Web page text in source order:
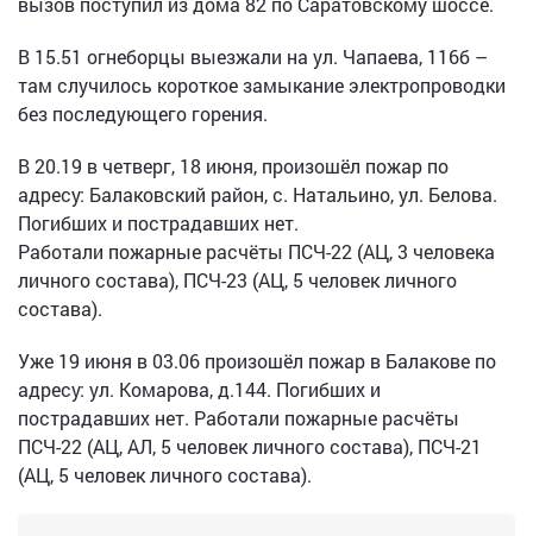
В 15.51 огнеборцы выезжали на ул. Чапаева, 116б –
там случилось короткое замыкание электропроводки
без последующего горения.
В 20.19 в четверг, 18 июня, произошёл пожар по
адресу: Балаковский район, с. Натальино, ул. Белова.
Погибших и пострадавших нет.
Работали пожарные расчёты ПСЧ-22 (АЦ, 3 человека
личного состава), ПСЧ-23 (АЦ, 5 человек личного
состава).
Уже 19 июня в 03.06 произошёл пожар в Балакове по
адресу: ул. Комарова, д.144. Погибших и
пострадавших нет. Работали пожарные расчёты
ПСЧ-22 (АЦ, АЛ, 5 человек личного состава), ПСЧ-21
(АЦ, 5 человек личного состава).